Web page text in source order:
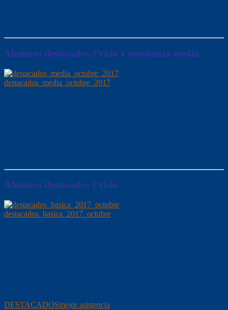
Alumnos destacados 2ºciclo y enseñanza media.
destacados_media_octubre_2017
Alumnos destacados 1ºciclo.
destacados_basica_2017_octubre
DESTACADOSmejor asistencia